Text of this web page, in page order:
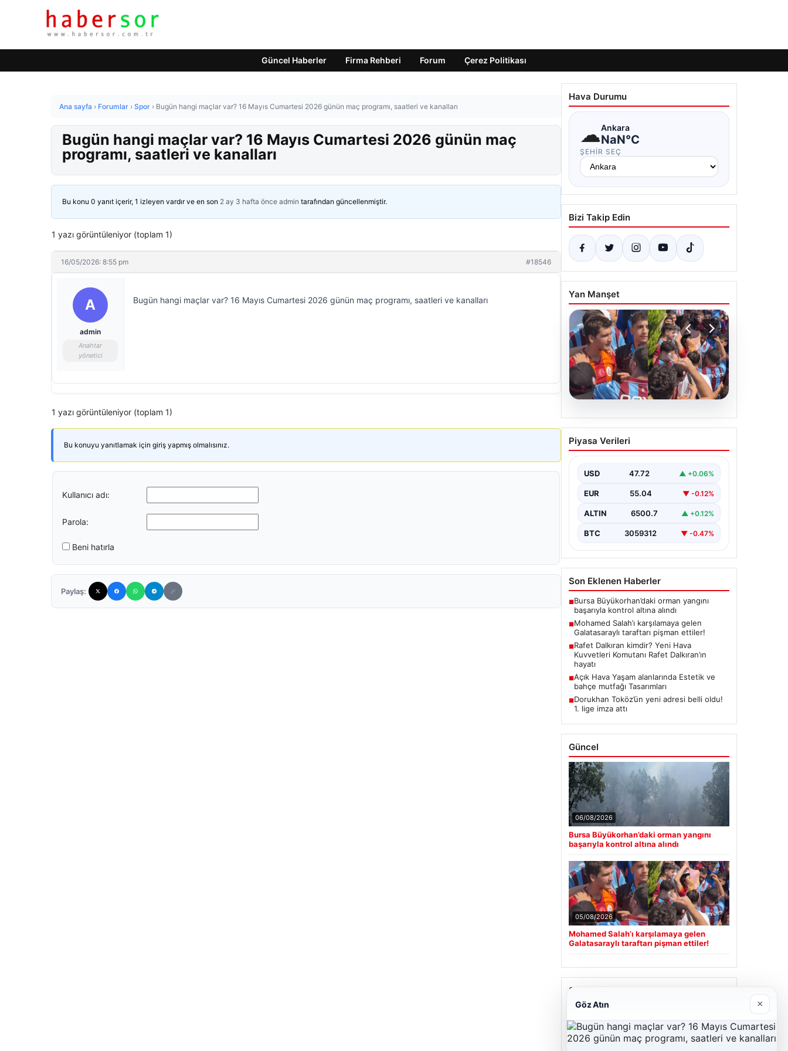
Güncel Haberler Firma Rehberi Forum Çerez Politikası
Ana sayfa › Forumlar › Spor › Bugün hangi maçlar var? 16 Mayıs Cumartesi 2026 günün maç programı, saatleri ve kanalları
Bugün hangi maçlar var? 16 Mayıs Cumartesi 2026 günün maç
programı, saatleri ve kanalları
Bu konu 0 yanıt içerir, 1 izleyen vardır ve en son 2 ay 3 hafta önce admin tarafından güncellenmiştir.
1 yazı görüntüleniyor (toplam 1)
16/05/2026: 8:55 pm #18546
A
admin
Anahtar
yönetici
Bugün hangi maçlar var? 16 Mayıs Cumartesi 2026 günün maç programı, saatleri ve kanalları
1 yazı görüntüleniyor (toplam 1)
Bu konuyu yanıtlamak için giriş yapmış olmalısınız.
Kullanıcı adı:
Parola:
Beni hatırla
Paylaş:
Hava Durumu
☁Ankara
NaN°C
ŞEHIR SEÇ
Bizi Takip Edin
Yan Manşet
05.08.2026
Mohamed Salah’ı
karşılamaya gelen
pişman ettiler!
Piyasa Verileri
USD 47.72 ▲ +0.06%
EUR 55.04 ▼ -0.12%
ALTIN 6500.7 ▲ +0.12%
BTC 3059312 ▼ -0.47%
Son Eklenen Haberler
■Bursa Büyükorhan’daki orman yangını
başarıyla kontrol altına alındı
■Mohamed Salah’ı karşılamaya gelen
Galatasaraylı taraftarı pişman ettiler!
■Rafet Dalkıran kimdir? Yeni Hava
Kuvvetleri Komutanı Rafet Dalkıran’ın
hayatı
■Açık Hava Yaşam alanlarında Estetik ve
bahçe mutfağı Tasarımları
■Dorukhan Toköz’ün yeni adresi belli oldu!
1. lige imza attı
Güncel
06/08/2026
Bursa Büyükorhan’daki orman yangını
başarıyla kontrol altına alındı
05/08/2026
Mohamed Salah’ı karşılamaya gelen
Galatasaraylı taraftarı pişman ettiler!
Son Eklenen Firmalar
Cengiz Sigorta
23/06/2026
Göz Atın ×